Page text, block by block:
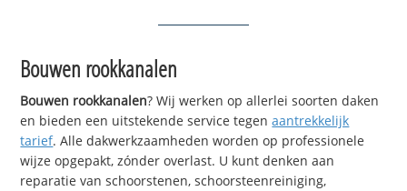
Bouwen rookkanalen
Bouwen rookkanalen? Wij werken op allerlei soorten daken
en bieden een uitstekende service tegenaantrekkelijk
tarief. Alle dakwerkzaamheden worden op professionele
wijze opgepakt, zónder overlast. U kunt denken aan
reparatie van schoorstenen, schoorsteenreiniging,